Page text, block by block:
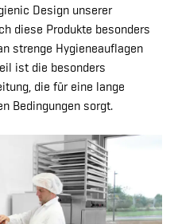
Design unserer
diese Produkte besonders
strenge Hygieneauflagen
ist die besonders
die für eine lange
Bedingungen sorgt.